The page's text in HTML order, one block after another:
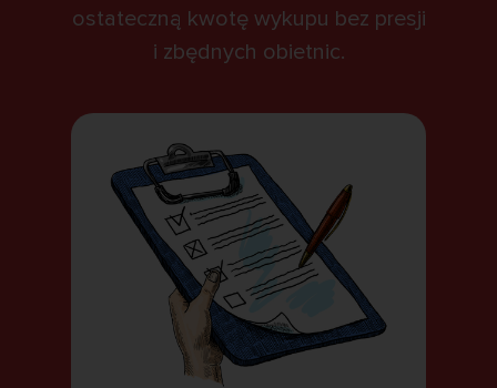
ostateczną kwotę wykupu bez presji
i zbędnych obietnic.